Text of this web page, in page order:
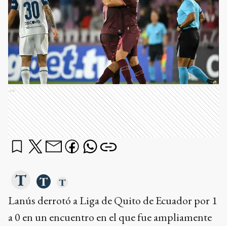
Ads
Lanús derrotó a Liga de Quito de Ecuador por 1
a 0 en un encuentro en el que fue ampliamente